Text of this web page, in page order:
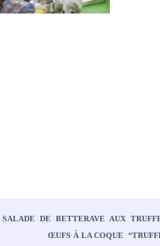
SALADE DE BETTERAVE AUX
ŒUFS À LA COQUE